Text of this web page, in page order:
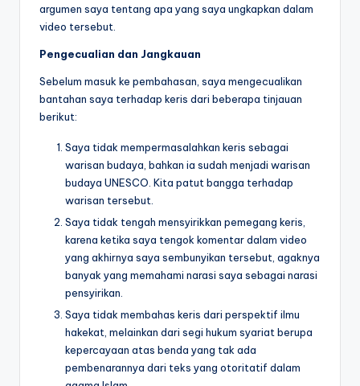
argumen saya tentang apa yang saya ungkapkan dalam
video tersebut.
Pengecualian dan Jangkauan
Sebelum masuk ke pembahasan, saya mengecualikan
bantahan saya terhadap keris dari beberapa tinjauan
berikut:
Saya tidak mempermasalahkan keris sebagai
warisan budaya, bahkan ia sudah menjadi warisan
budaya UNESCO. Kita patut bangga terhadap
warisan tersebut.
Saya tidak tengah mensyirikkan pemegang keris,
karena ketika saya tengok komentar dalam video
yang akhirnya saya sembunyikan tersebut, agaknya
banyak yang memahami narasi saya sebagai narasi
pensyirikan.
Saya tidak membahas keris dari perspektif ilmu
hakekat, melainkan dari segi hukum syariat berupa
kepercayaan atas benda yang tak ada
pembenarannya dari teks yang otoritatif dalam